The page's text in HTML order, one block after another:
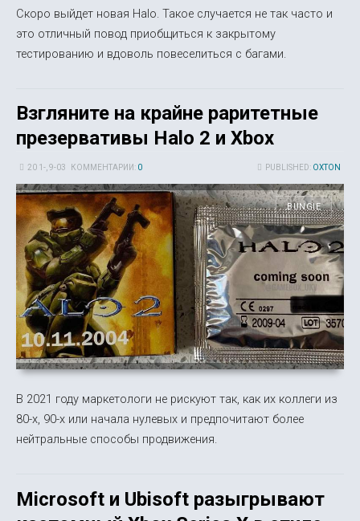
Скоро выйдет новая Halo. Такое случается не так часто и
это отличный повод приобщиться к закрытому
тестированию и вдоволь повеселиться с багами.
Взгляните на крайне раритетные
презервативы Halo 2 и Xbox
PUBLISHED: OXTON
20 1-, 9-03 КОММЕНТАРИИ: 0
BUNGIE
В 2021 году маркетологи не рискуют так, как их коллеги из
80-х, 90-х или начала нулевых и предпочитают более
нейтральные способы продвижения.
Microsoft и Ubisoft разыгрывают